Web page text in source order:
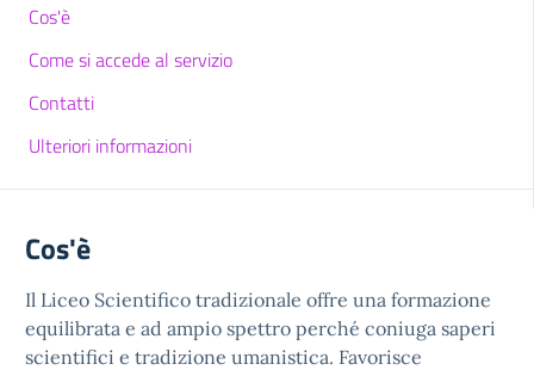
Cos'è
Come si accede al servizio
Contatti
Ulteriori informazioni
Cos'è
Il Liceo Scientifico tradizionale offre una formazione
equilibrata e ad ampio spettro perché coniuga saperi
scientifici e tradizione umanistica. Favorisce